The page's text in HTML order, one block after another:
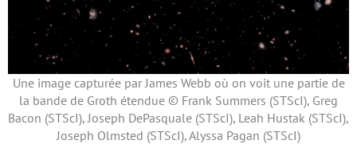
Une image capturée par James Webb où on voit une partie de
la bande de Groth étendue © Frank Summers (STScI), Greg
Bacon (STScI), Joseph DePasquale (STScI), Leah Hustak (STScI),
Joseph Olmsted (STScI), Alyssa Pagan (STScI)